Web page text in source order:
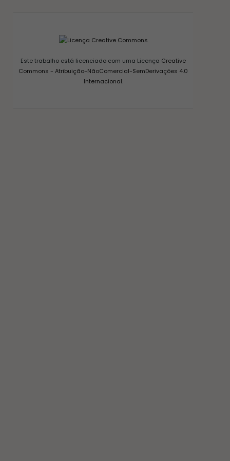
Este trabalho está licenciado com uma Licença Creative
Commons - Atribuição-NãoComercial-SemDerivações 4.0
Internacional.